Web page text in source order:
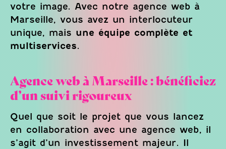
votre image. Avec notre agence web à
Marseille, vous avez un interlocuteur
unique, mais une équipe complète et
multiservices.
Agence web à Marseille : bénéficiez
d’un suivi rigoureux
Quel que soit le projet que vous lancez
en collaboration avec une agence web, il
s’agit d’un investissement majeur. Il